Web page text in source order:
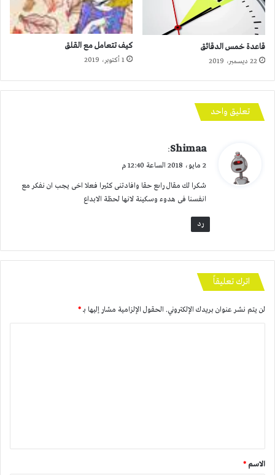
قاعدة خمس الدقائق
22 ديسمبر، 2019
كيف تتعامل مع القلق
1 أكتوبر، 2019
تعليق واحد
ي
ل
Shimaa
:
2 مايو، 2018 الساعة 12:40 م
شكرا لك مقال راىع حقا وافادتنى كثيرا فعلا اخى يجب ان نفكر مع
انفسنا فى هدوء وسكينة لانها لحظة الابداع
رد
اترك تعليقاً
لن يتم نشر عنوان بريدك الإلكتروني. الحقول الإلزامية مشار إليها بـ*
*
الاسم *